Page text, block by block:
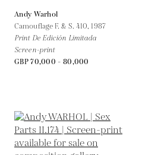
Andy Warhol
Camouflage F. & S. 410,1987
Print De Edición Limitada
Screen-print
GBP 70,000 - 80,000